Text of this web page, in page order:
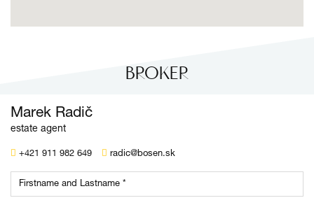
BROKER
Marek Radič
estate agent
+421 911 982 649 radic@bosen.sk